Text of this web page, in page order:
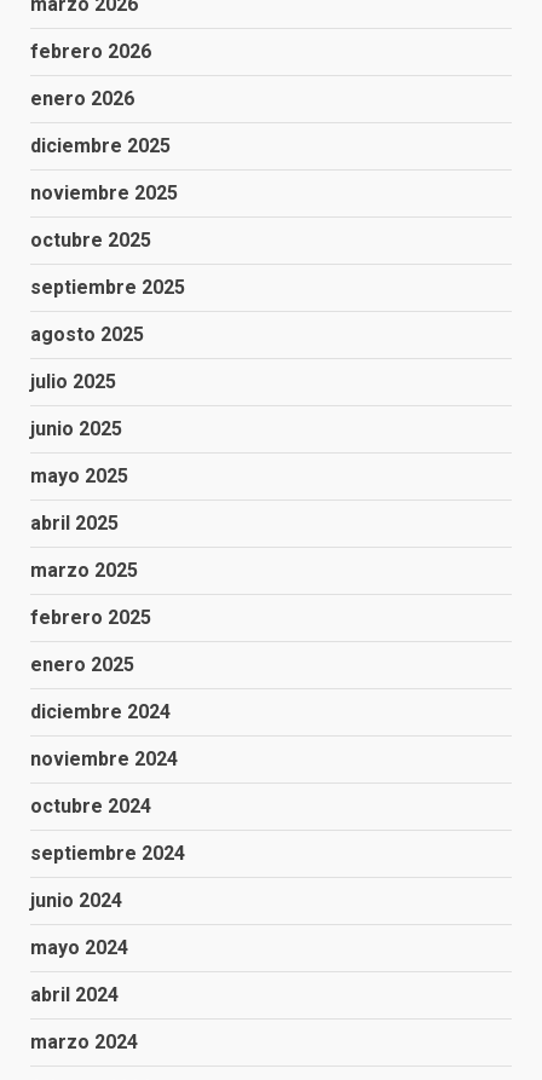
febrero 2026
enero 2026
diciembre 2025
noviembre 2025
octubre 2025
septiembre 2025
agosto 2025
julio 2025
junio 2025
mayo 2025
abril 2025
marzo 2025
febrero 2025
enero 2025
diciembre 2024
noviembre 2024
octubre 2024
septiembre 2024
junio 2024
mayo 2024
abril 2024
marzo 2024